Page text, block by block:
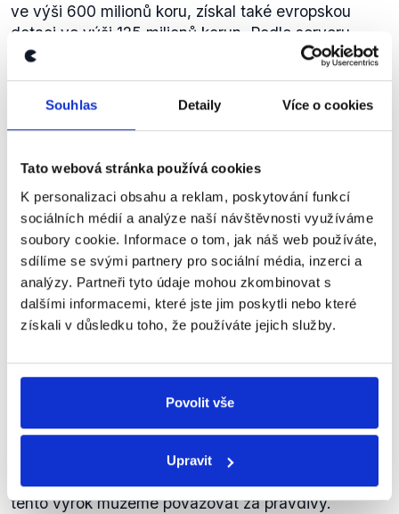
Souhlas Detaily Více o cookies
Tato webová stránka používá cookies
K personalizaci obsahu a reklam, poskytování funkcí
sociálních médií a analýze naší návštěvnosti využíváme
soubory cookie. Informace o tom, jak náš web používáte,
sdílíme se svými partnery pro sociální média, inzerci a
analýzy. Partneři tyto údaje mohou zkombinovat s
dalšími informacemi, které jste jim poskytli nebo které
získali v důsledku toho, že používáte jejich služby.
Povolit vše
Upravit
ve výši 600 milionů koru, získal také evropskou
dotaci ve výši 125 milionů korun. Podle serveru
iDnes
se bude kraj snažit o získání dalších 275
Výbor Regionální rady Severovýchod na svém
zasedání v červnu 2012 schválil pro náchodskou
nemocnice žádala celkem o 414 milionů.
Miloslav
Plass
Kraj schválil deficitní rozpočet ve
výši 130 milionů korun. 137 milionů
korun na příští rok.
Otázky Václava Moravce Speciál -
předvolební krajské debaty,11. září 2012
Královehradecký kraj skutečně
současnému roku, kdy byl deficit 100 milionů, je to
nárůst způsobený zejména chystanou přestavbou
náchodské nemocnice. Není tedy pochyb o tom, že
tento výrok můžeme považovat za pravdivý.